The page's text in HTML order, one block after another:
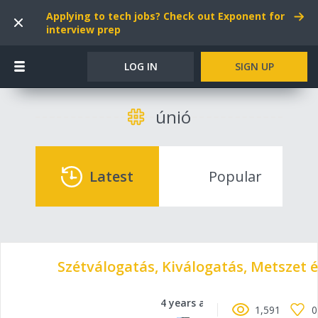
Applying to tech jobs? Check out Exponent for
interview prep
LOG IN SIGN UP
únió
Latest Popular
Szétválogatás, Kiválogatás, Metszet
4 years ago
1,591 0